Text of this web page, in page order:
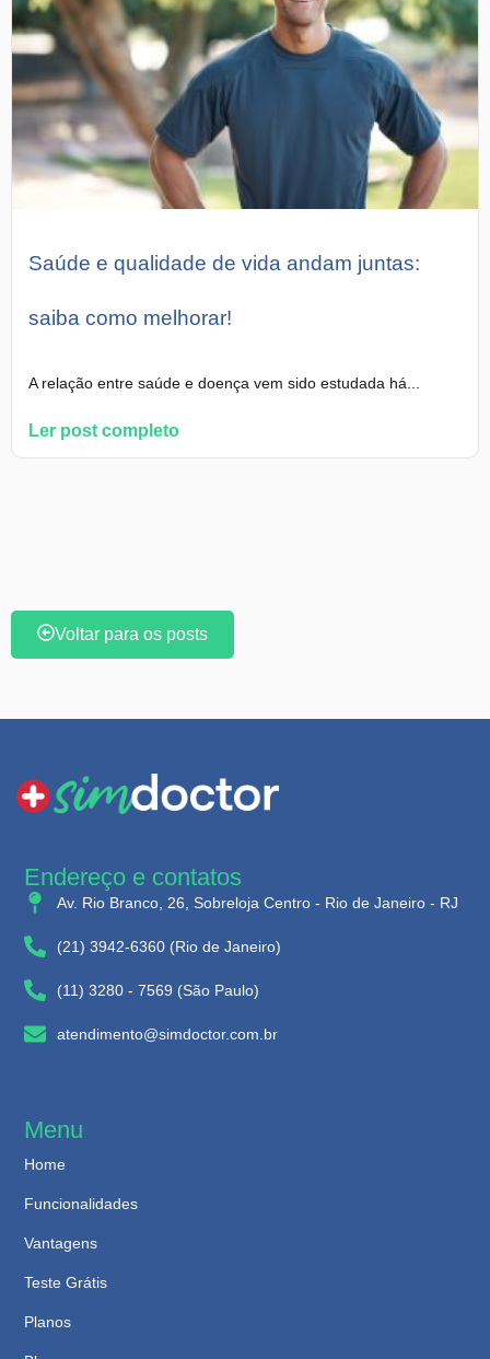
Saúde e qualidade de vida andam juntas:
saiba como melhorar!
A relação entre saúde e doença vem sido estudada há...
Ler post completo
Voltar para os posts
Endereço e contatos
Av. Rio Branco, 26, Sobreloja Centro - Rio de Janeiro - RJ
(21) 3942-6360 (Rio de Janeiro)
(11) 3280 - 7569 (São Paulo)
atendimento@simdoctor.com.br
Menu
Home
Funcionalidades
Vantagens
Teste Grátis
Planos